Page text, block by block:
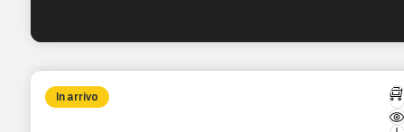
In arrivo